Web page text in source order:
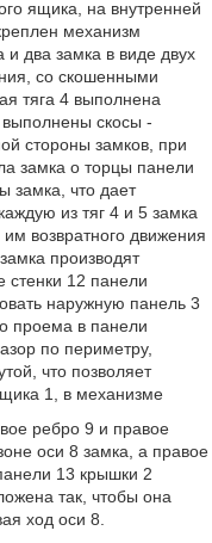
ящика, на внутренней
механизм
два замка в виде двух
со скошенными
тяга 4 выполнена
выполнены скосы -
стороны замков, при
замка о торцы панели
замка, что дает
из тяг 4 и 5 замка
возвратного движения
производят
стенки 12 панели
наружную панель 3
проема в панели
по периметру,
что позволяет
1, в механизме
ребро 9 и правое
оси 8 замка, а правое
13 крышки 2
так, чтобы она
ход оси 8.